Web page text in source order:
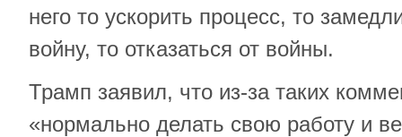
него то ускорить процесс, то
войну, то отказаться от войны.
Трамп заявил, что из-за таких
«нормально делать свою работу и